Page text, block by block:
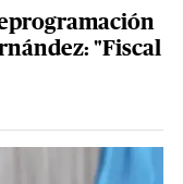
"Fiscal